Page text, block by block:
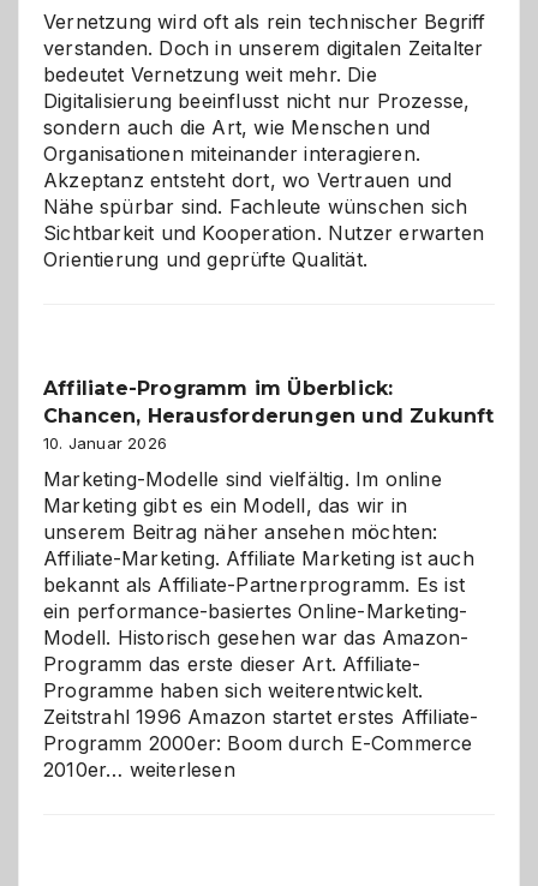
Vernetzung wird oft als rein technischer Begriff
verstanden. Doch in unserem digitalen Zeitalter
bedeutet Vernetzung weit mehr. Die
Digitalisierung beeinflusst nicht nur Prozesse,
sondern auch die Art, wie Menschen und
Organisationen miteinander interagieren.
Akzeptanz entsteht dort, wo Vertrauen und
Nähe spürbar sind. Fachleute wünschen sich
Sichtbarkeit und Kooperation. Nutzer erwarten
Orientierung und geprüfte Qualität.
Affiliate-Programm im Überblick:
Chancen, Herausforderungen und Zukunft
10. Januar 2026
Marketing-Modelle sind vielfältig. Im online
Marketing gibt es ein Modell, das wir in
unserem Beitrag näher ansehen möchten:
Affiliate-Marketing. Affiliate Marketing ist auch
bekannt als Affiliate-Partnerprogramm. Es ist
ein performance-basiertes Online-Marketing-
Modell. Historisch gesehen war das Amazon-
Programm das erste dieser Art. Affiliate-
Programme haben sich weiterentwickelt.
Zeitstrahl 1996 Amazon startet erstes Affiliate-
Programm 2000er: Boom durch E-Commerce
2010er… Affiliate-
weiterlesen